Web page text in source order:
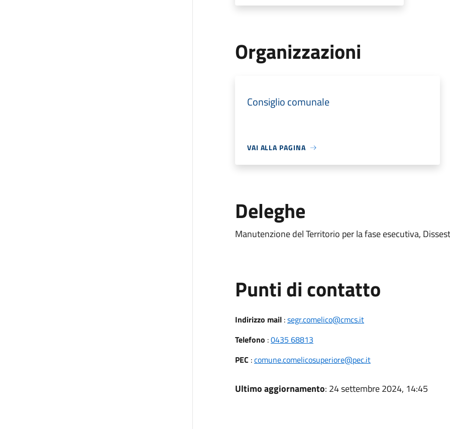
Organizzazioni
Consiglio comunale
VAI ALLA PAGINA
Deleghe
Manutenzione del Territorio per la fase esecutiva,
Punti di contatto
Indirizzo mail:segr.comelico@cmcs.it
Telefono :0435 68813
PEC :comune.comelicosuperiore@pec.it
Ultimo aggiornamento: 24 settembre 2024, 14:45